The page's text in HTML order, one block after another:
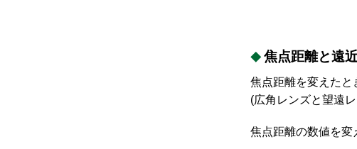
焦点距離と遠
焦点距離を変えたと
(広角レンズと望遠
焦点距離の数値を変